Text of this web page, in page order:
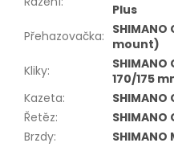
Plus
Přehazovačka: mount)
Kliky:
170/175
Kazeta:
Řetěz:
Brzdy: